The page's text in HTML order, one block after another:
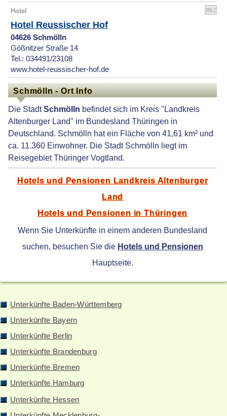
Hotel
Hotel Reussischer Hof
04626 Schmölln
Gößnitzer Straße 14
Tel.: 034491/23108
www.hotel-reussischer-hof.de
Schmölln - Ort Info
Die StadtSchmölln befindet sich im Kreis "Landkreis
Altenburger Land" im Bundesland Thüringen in
Deutschland. Schmölln hat ein Fläche von 41,61 km² und
ca. 11.360 Einwohner. Die Stadt Schmölln liegt im
Reisegebiet Thüringer Vogtland.
Hotels und Pensionen Landkreis Altenburger
Land
Hotels und Pensionen in Thüringen
Wenn Sie Unterkünfte in einem anderen Bundesland
suchen, besuchen Sie die Hotels und Pensionen
Hauptseite.
Unterkünfte Baden-Württemberg
Unterkünfte Bayern
Unterkünfte Berlin
Unterkünfte Brandenburg
Unterkünfte Bremen
Unterkünfte Hamburg
Unterkünfte Hessen